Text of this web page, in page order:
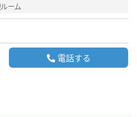
ーム
電話する